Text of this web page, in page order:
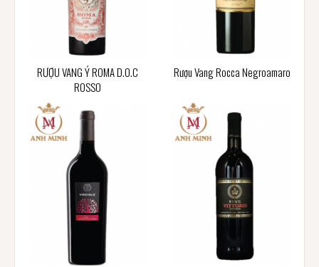
RƯỢU VANG Ý ROMA D.O.C
ROSSO
Rượu Vang Rocca Negroamaro